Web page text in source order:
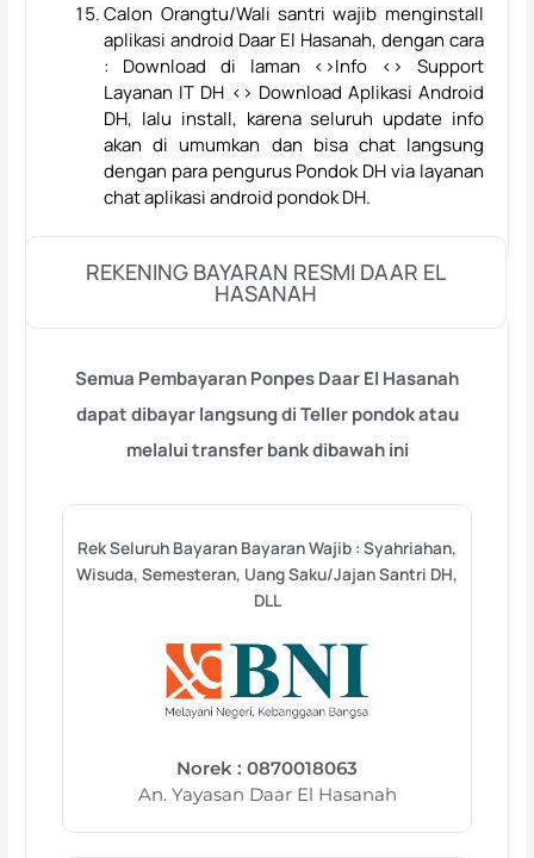
Calon Orangtu/Wali santri wajib menginstall
aplikasi android Daar El Hasanah, dengan cara
: Download di laman <>Info <> Support
Layanan IT DH <> Download Aplikasi Android
DH, lalu install, karena seluruh update info
akan di umumkan dan bisa chat langsung
dengan para pengurus Pondok DH via layanan
chat aplikasi android pondok DH.
Semua Pembayaran Ponpes Daar El Hasanah
dapat dibayar langsung di Teller pondok atau
melalui transfer bank dibawah ini
Rek Seluruh Bayaran Bayaran Wajib : Syahriahan,
Wisuda, Semesteran, Uang Saku/Jajan Santri DH,
DLL
Norek : 0870018063
An. Yayasan Daar El Hasanah
REKENING BAYARAN RESMI DAAR EL
HASANAH